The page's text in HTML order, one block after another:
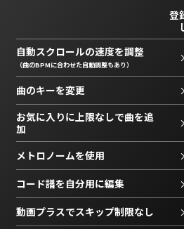
登
自動スクロールの速度を調整
（曲のBPMに合わせた自動調整もあり）
曲のキーを変更
お気に入りに上限なしで曲を追
加
メトロノームを使用
コード譜を自分用に編集
動画プラスでスキップ制限なし